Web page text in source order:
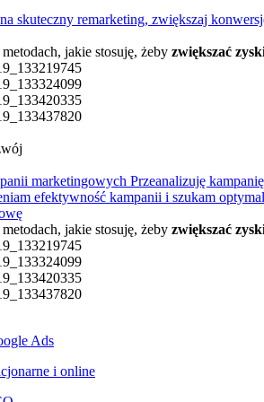
skuteczny remarketing, zwiększaj
jakie stosuję, żeby zwiększać
marketingowych Przeanalizuję
efektywność kampanii i szukam
jakie stosuję, żeby zwiększać
Ads
i online